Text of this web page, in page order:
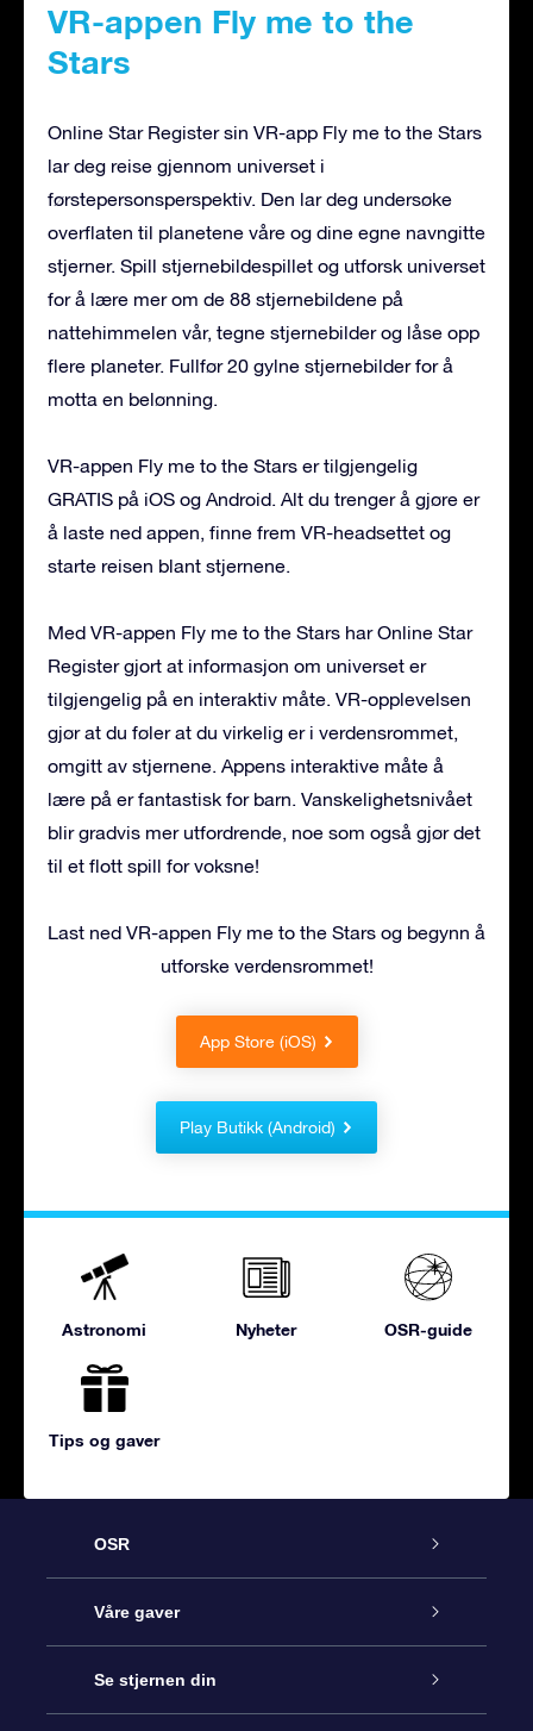
VR-appen Fly me to the
Stars
Online Star Register sin VR-app Fly me to the Stars
lar deg reise gjennom universet i
førstepersonsperspektiv. Den lar deg undersøke
overflaten til planetene våre og dine egne navngitte
stjerner. Spill stjernebildespillet og utforsk universet
for å lære mer om de 88 stjernebildene på
nattehimmelen vår, tegne stjernebilder og låse opp
flere planeter. Fullfør 20 gylne stjernebilder for å
motta en belønning.
VR-appen Fly me to the Stars er tilgjengelig
GRATIS på iOS og Android. Alt du trenger å gjøre er
å laste ned appen, finne frem VR-headsettet og
starte reisen blant stjernene.
Med VR-appen Fly me to the Stars har Online Star
Register gjort at informasjon om universet er
tilgjengelig på en interaktiv måte. VR-opplevelsen
gjør at du føler at du virkelig er i verdensrommet,
omgitt av stjernene. Appens interaktive måte å
lære på er fantastisk for barn. Vanskelighetsnivået
blir gradvis mer utfordrende, noe som også gjør det
til et flott spill for voksne!
Last ned VR-appen Fly me to the Stars og begynn å
utforske verdensrommet!
App Store (iOS)
Play Butikk (Android)
Astronomi Nyheter OSR-guide
Tips og gaver
OSR
Kundeservice
Kontakt oss
Våre gaver
Online Stjernegave
Se stjernen din